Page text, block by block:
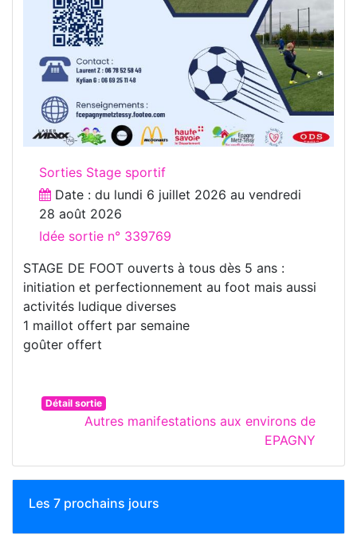
Sorties Stage sportif
Date : du lundi 6 juillet 2026 au vendredi
28 août 2026
Idée sortie n° 339769
STAGE DE FOOT ouverts à tous dès 5 ans :
initiation et perfectionnement au foot mais aussi
activités ludique diverses
1 maillot offert par semaine
goûter offert
Détail sortie
Autres manifestations aux environs de
EPAGNY
Les 7 prochains jours